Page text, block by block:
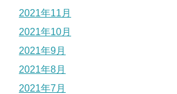
2021年11月
2021年10月
2021年9月
2021年8月
2021年7月